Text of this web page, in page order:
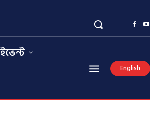
ইভেন্ট
English